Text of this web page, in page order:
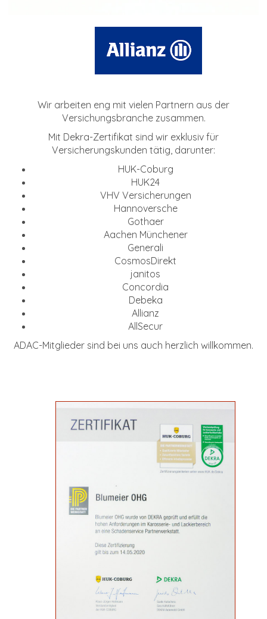
Wir arbeiten eng mit vielen Partnern aus der
Versichungsbranche zusammen.
Mit Dekra-Zertifikat sind wir exklusiv für
Versicherungskunden tätig, darunter:
HUK-Coburg
HUK24
VHV Versicherungen
Hannoversche
Gothaer
Aachen Münchener
Generali
CosmosDirekt
janitos
Concordia
Debeka
Allianz
AllSecur
ADAC-Mitglieder sind bei uns auch herzlich willkommen.